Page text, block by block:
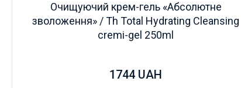
Очищуючий крем-гель «Абсолютне
зволоження» / Th Total Hydrating Cleansing
cremi-gel 250ml
1744 UAH